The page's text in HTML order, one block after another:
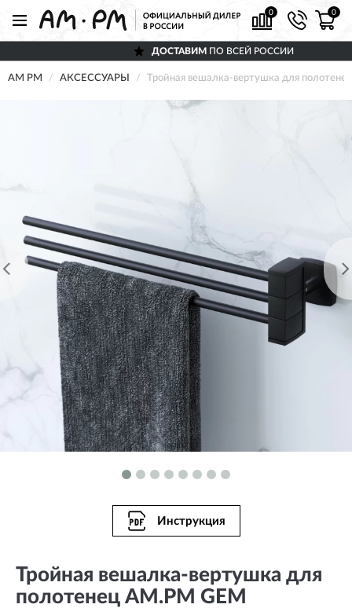
0 0
ДОСТАВИМПО ВСЕЙ РОССИИ
AM PM АКСЕССУАРЫ Тройная вешалка-вертушка для
Инструкция
Тройная вешалка-вертушка для
полотенец AM.PM GEM